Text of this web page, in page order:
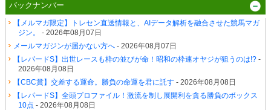
バックナンバー
【メルマガ限定】トレセン直送情報と、AIデータ解析を融合させた競馬マガ
ジン。
- 2026年08月07日
メールマガジンが届かない方へ- 2026年08月07日
【レパードS】出世レースも枠の並びが命！昭和の枠連オヤジが狙うのは!?-
2026年08月08日
【CBC賞】交差する運命。勝負の命運を君に託す- 2026年08月08日
【レパードS】全頭プロファイル！激流を制し展開利を貪る勝負のボックス
10点 - 2026年08月08日